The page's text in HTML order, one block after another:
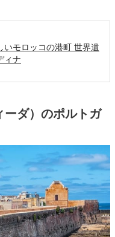
いモロッコの港町 世界遺
ィナ
ーダ）のポルトガ